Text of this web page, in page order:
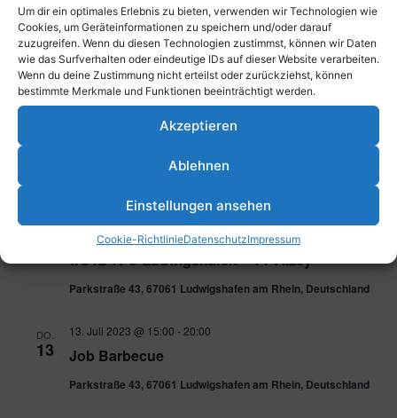
Um dir ein optimales Erlebnis zu bieten, verwenden wir Technologien wie
Cookies, um Geräteinformationen zu speichern und/oder darauf
zuzugreifen. Wenn du diesen Technologien zustimmst, können wir Daten
wie das Surfverhalten oder eindeutige IDs auf dieser Website verarbeiten.
Wenn du deine Zustimmung nicht erteilst oder zurückziehst, können
bestimmte Merkmale und Funktionen beeinträchtigt werden.
Akzeptieren
Ablehnen
Einstellungen ansehen
Cookie-RichtlinieDatenschutzImpressum
SA.
8 Aufräumtag am TFC
8. Juli 2023 @ 10:00-12:00
Parkstraße 43, 67061 Ludwigshafen am Rhein, Deutschland
Ludwigshafen – TV Alzey
9. Juli 2023 @ 13:00 - 14:00
wU12 TFC Ludwigshafen – TV Alzey
9. Juli 2023 @ 18:00-19:30
Parkstraße 43, 67061 Ludwigshafen am Rhein, Deutschland
DO.
13 Job Barbecue
13. Juli 2023 @ 15:00 - 20:00
Parkstraße 43, 67061 Ludwigshafen am Rhein, Deutschland